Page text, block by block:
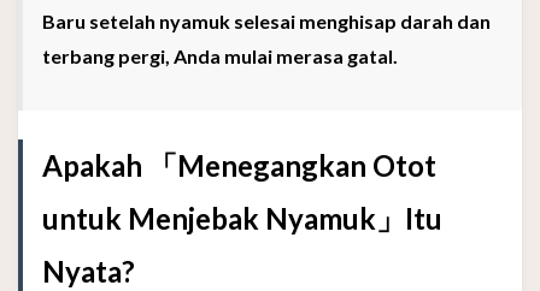
Baru setelah nyamuk selesai menghisap darah dan
terbang pergi, Anda mulai merasa gatal.
Apakah 「Menegangkan Otot
untuk Menjebak Nyamuk」Itu
Nyata?